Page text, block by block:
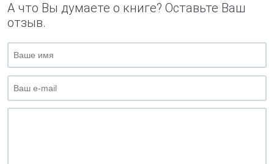
А что Вы думаете о книге? Оставьте Ваш
отзыв.